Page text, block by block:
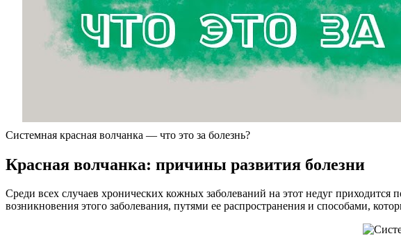
Системная красная волчанка — что это за болезнь?
Красная волчанка: причины развития болезни
Среди всех случаев хронических кожных заболеваний на этот недуг
возникновения этого заболевания, путями ее распространения и способами,